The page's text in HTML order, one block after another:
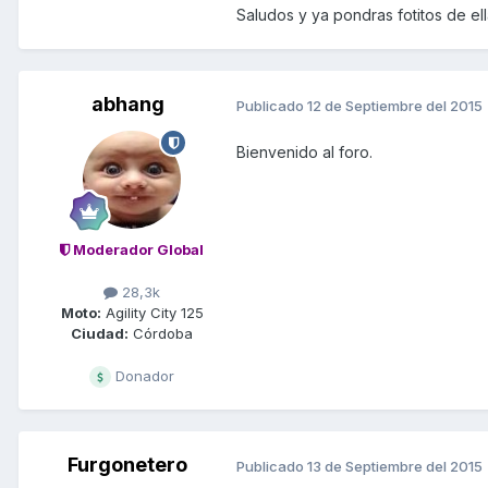
Saludos y ya pondras fotitos de
abhang
Moderador Global
28,3k
Moto: Agility City 125
Ciudad: Córdoba
Donador
Publicado 12 de Septiembre del 2015
Bienvenido al foro.
Furgonetero Publicado 13 de Septiembre del 2015